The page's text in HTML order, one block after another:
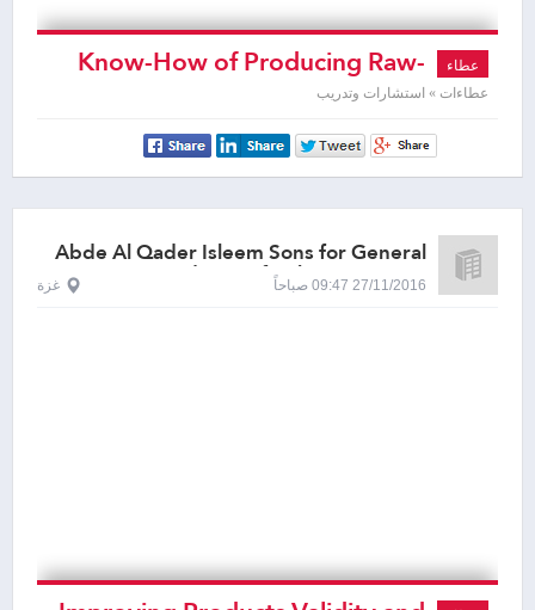
عطاء Know-How of Producing Raw-
materials (Jams & Cakes Coatings)
عطاءات » استشارات وتدريب
Abde Al Qader Isleem Sons for General
Trade & Refreshments, Gaza
27/11/2016 09:47 صباحاً غزة